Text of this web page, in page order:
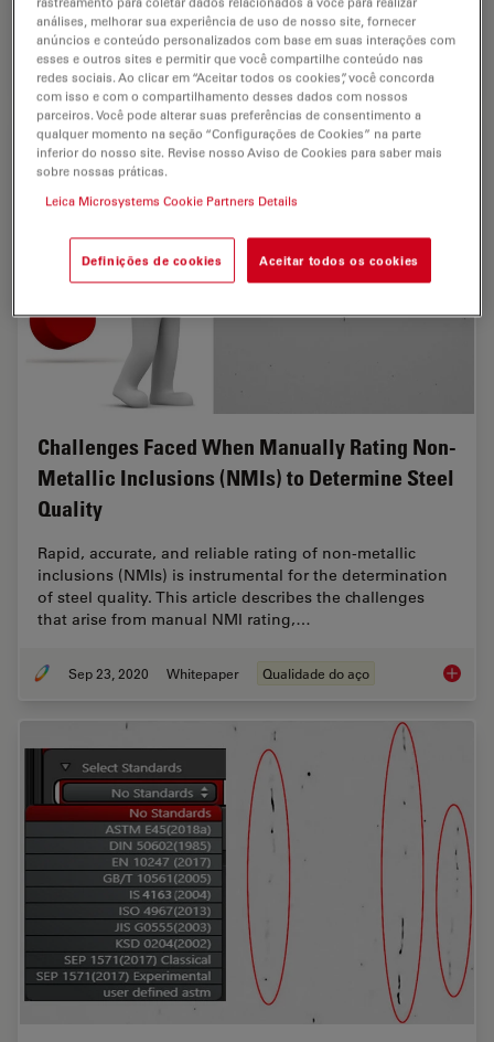
applications, however, almost all…
Nov 24, 2021 Webinar Preparação de amostras
Challenges Faced When Manually Rating Non-
Metallic Inclusions (NMIs) to Determine Steel
Quality
Rapid, accurate, and reliable rating of non-metallic
inclusions (NMIs) is instrumental for the determination
of steel quality. This article describes the challenges
that arise from manual NMI rating,…
Sep 23, 2020 Whitepaper Qualidade do aço
análises, melhorar sua experiência de uso de nosso site, fornecer
anúncios e conteúdo personalizados com base em suas interações com
esses e outros sites e permitir que você compartilhe conteúdo nas
redes sociais. Ao clicar em “Aceitar todos os cookies”, você concorda
com isso e com o compartilhamento desses dados com nossos
parceiros. Você pode alterar suas preferências de consentimento a
qualquer momento na seção “Configurações de Cookies” na parte
inferior do nosso site. Revise nosso Aviso de Cookies para saber mais
sobre nossas práticas.
Leica Microsystems Cookie Partners Details
Definições de cookies Aceitar todos os cookies